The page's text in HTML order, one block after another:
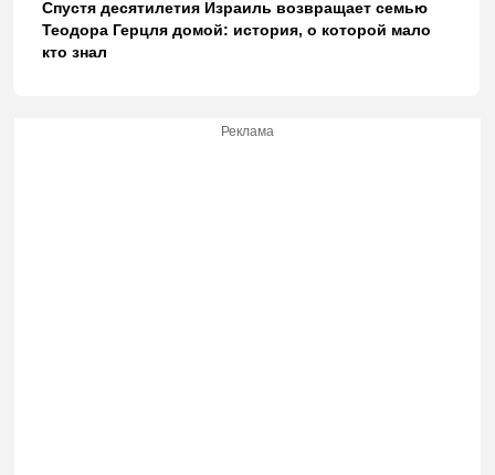
Спустя десятилетия Израиль возвращает семью
Теодора Герцля домой: история, о которой мало
кто знал
Реклама